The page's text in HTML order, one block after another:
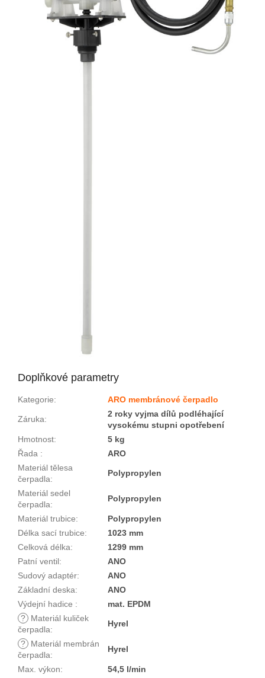
Doplňkové parametry
Kategorie: ARO membránové čerpadlo
Záruka:
2 roky vyjma dílů podléhající
vysokému stupni opotřebení
Hmotnost:
5 kg
Řada :
ARO
Materiál tělesa
čerpadla:
Polypropylen
Materiál sedel
čerpadla:
Polypropylen
Materiál trubice:
Polypropylen
Délka sací trubice:
1023 mm
Celková délka:
1299 mm
Patní ventil:
ANO
Sudový adaptér:
ANO
Základní deska:
ANO
Výdejní hadice :
mat. EPDM
?
Materiál kuliček
čerpadla:
Hyrel
?
Materiál membrán
čerpadla:
Hyrel
Max. výkon:
54,5 l/min